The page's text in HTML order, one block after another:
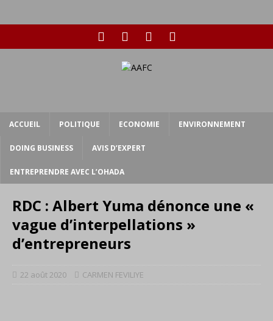
ACCUEIL POLITIQUE ECONOMIE ENVIRONNEMENT
DOING BUSINESS AVIS D’EXPERT
ENTREPRENDRE AVEC L’OHADA
RDC : Albert Yuma dénonce une «
vague d’interpellations »
d’entrepreneurs
22 août 2020 CARMEN FEVILIYE